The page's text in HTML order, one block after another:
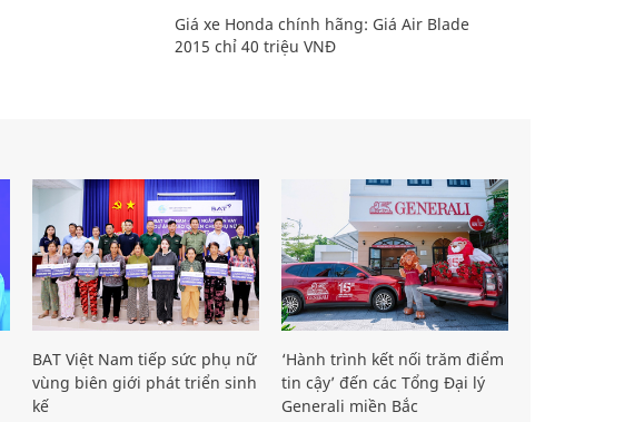
Giá xe Honda chính hãng: Giá Air Blade
2015 chỉ 40 triệu VNĐ
BAT Việt Nam tiếp sức phụ nữ
vùng biên giới phát triển sinh
kế
‘Hành trình kết nối trăm điểm
tin cậy’ đến các Tổng Đại lý
Generali miền Bắc